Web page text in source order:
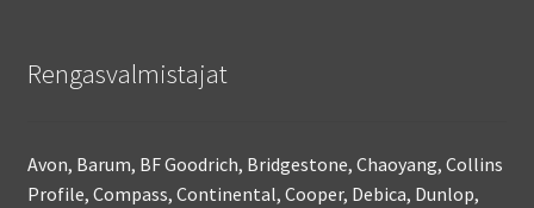
Rengasvalmistajat
Avon, Barum, BF Goodrich, Bridgestone, Chaoyang, Collins
Profile, Compass, Continental, Cooper, Debica, Dunlop,